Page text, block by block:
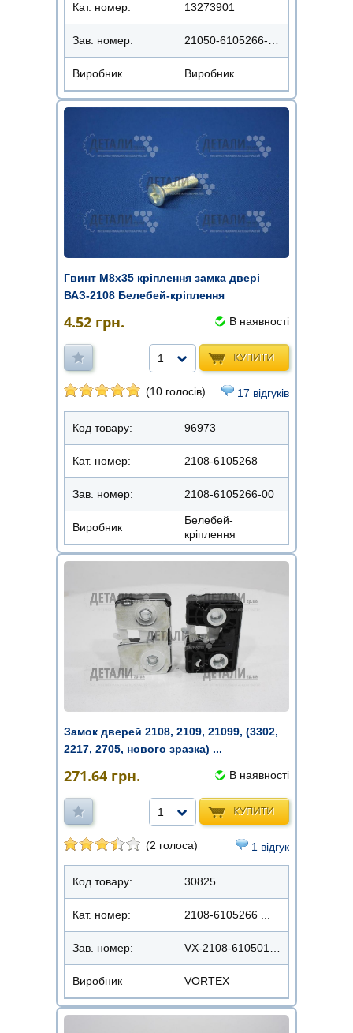
Кат. номер: 13273901
Зав. номер: 21050-6105266-008
Виробник Виробник
Гвинт М8х35 кріплення замка двері
ВАЗ-2108 Белебей-кріплення
4.52 грн. В наявності
КУПИТИ
1
(10 голосів) 17 відгуків
Код товару: 96973
Кат. номер: 2108-6105268
Зав. номер: 2108-6105266-00
Виробник
Белебей-
кріплення
Замок дверей 2108, 2109, 21099, (3302,
2217, 2705, нового зразка) ...
271.64 грн. В наявності
КУПИТИ
1
(2 голоса) 1 відгук
Код товару: 30825
Кат. номер: 2108-6105266 ...
Зав. номер:
Виробник VORTEX